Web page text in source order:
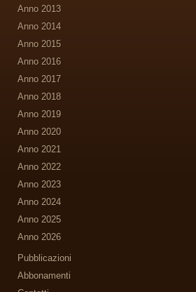
Anno 2013
Anno 2014
Anno 2015
Anno 2016
Anno 2017
Anno 2018
Anno 2019
Anno 2020
Anno 2021
Anno 2022
Anno 2023
Anno 2024
Anno 2025
Anno 2026
Pubblicazioni
Abbonamenti